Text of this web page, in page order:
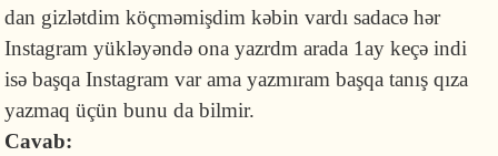
dan gizlətdim köçməmişdim kəbin vardı sadacə hər
Instagram yükləyəndə ona yazrdm arada 1ay keçə indi
isə başqa Instagram var ama yazmıram başqa tanış qıza
yazmaq üçün bunu da bilmir.
Cavab: